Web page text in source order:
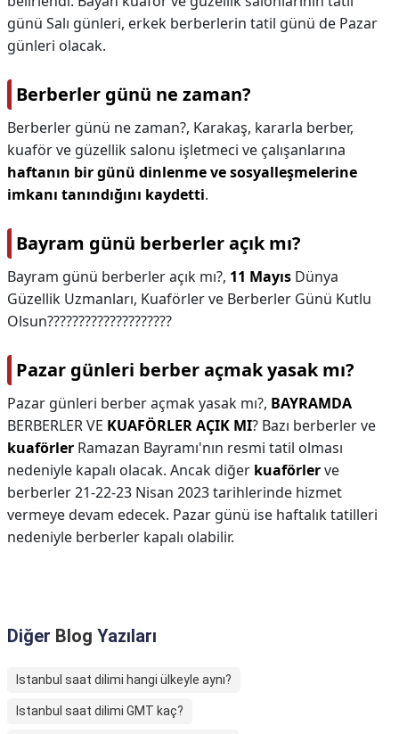
günü Salı günleri, erkek berberlerin tatil günü de Pazar
günleri olacak.
Berberler günü ne zaman?
Berberler günü ne zaman?, Karakaş, kararla berber,
kuaför ve güzellik salonu işletmeci ve çalışanlarına
haftanın bir günü dinlenme ve sosyalleşmelerine
imkanı tanındığını kaydetti.
Bayram günü berberler açık mı?
Bayram günü berberler açık mı?, 11 Mayıs Dünya
Güzellik Uzmanları, Kuaförler ve Berberler Günü Kutlu
Olsun????????????????????
Pazar günleri berber açmak yasak mı?
Pazar günleri berber açmak yasak mı?, BAYRAMDA
BERBERLER VE KUAFÖRLER AÇIK MI? Bazı berberler ve
kuaförler Ramazan Bayramı'nın resmi tatil olması
nedeniyle kapalı olacak. Ancak diğer kuaförlerve
berberler 21-22-23 Nisan 2023 tarihlerinde hizmet
vermeye devam edecek. Pazar günü ise haftalık tatilleri
nedeniyle berberler kapalı olabilir.
Diğer Blog Yazıları
Istanbul saat dilimi hangi ülkeyle aynı?
Istanbul saat dilimi GMT kaç?